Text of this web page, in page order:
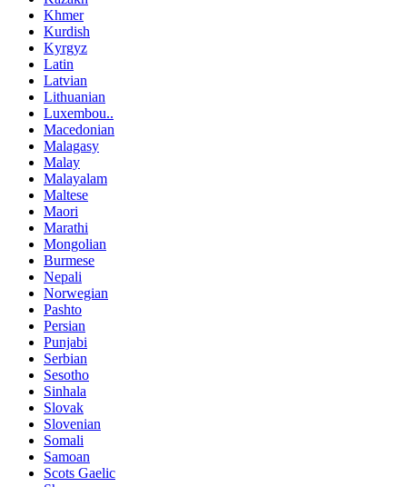
Khmer
Kurdish
Kyrgyz
Latin
Latvian
Lithuanian
Luxembou..
Macedonian
Malagasy
Malay
Malayalam
Maltese
Maori
Marathi
Mongolian
Burmese
Nepali
Norwegian
Pashto
Persian
Punjabi
Serbian
Sesotho
Sinhala
Slovak
Slovenian
Somali
Samoan
Scots Gaelic